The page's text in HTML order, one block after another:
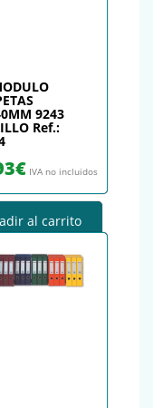
9243
Ref.:
€ IVA no incluidos
al carrito